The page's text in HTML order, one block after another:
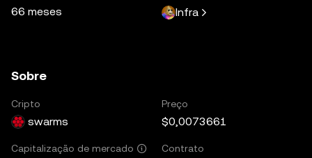
66 meses Infra
Sobre
Cripto
swarms
Preço
$0,0073661
Capitalização de mercado Contrato